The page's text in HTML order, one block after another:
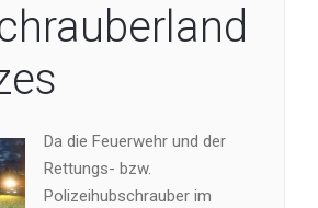
Da die Feuerwehr und der
Rettungs- bzw.
Polizeihubschrauber im